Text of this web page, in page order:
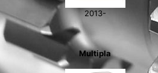
2013-
Multipla